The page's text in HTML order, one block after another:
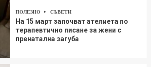
ПОЛЕЗНО СЪВЕТИ
На 15 март започват ателиета по
терапевтично писане за жени с
пренатална загуба